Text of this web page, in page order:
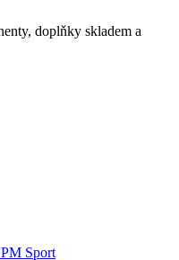
doplňky skladem a
Sport